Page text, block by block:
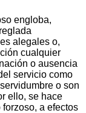
engloba,
alegales o,
cualquier
o ausencia
servicio como
o son
ello, se hace
a efectos